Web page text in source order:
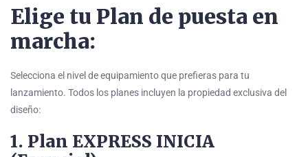
Elige tu Plan de puesta en
marcha:
Selecciona el nivel de equipamiento que prefieras para tu
lanzamiento. Todos los planes incluyen la propiedad exclusiva del
diseño:
1. Plan EXPRESS INICIA